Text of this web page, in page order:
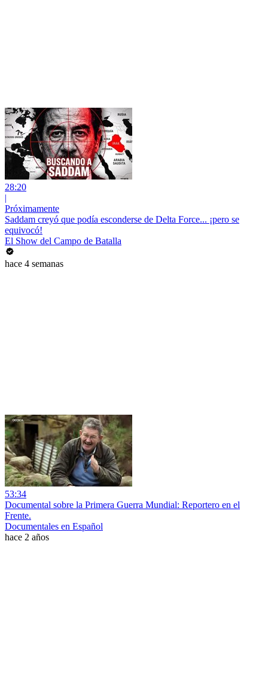
28:20
|
Próximamente
Saddam creyó que podía esconderse de Delta Force... ¡pero se
equivocó!
El Show del Campo de Batalla
hace 4 semanas
53:34
Documental sobre la Primera Guerra Mundial: Reportero en el
Frente.
Documentales en Español
hace 2 años